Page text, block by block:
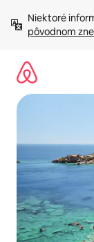
obsah.
Niektoré
pôvodnom